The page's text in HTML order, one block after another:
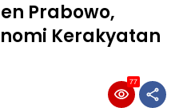
Prabowo,
Kerakyatan
77